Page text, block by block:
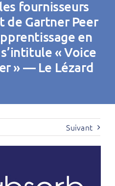
fournisseurs
de Gartner Peer
en
« Voice
» — Le Lézard
Suivant